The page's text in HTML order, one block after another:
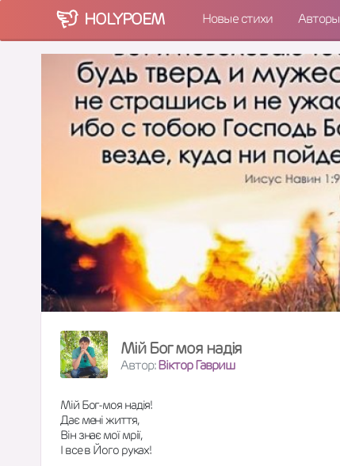
HOLYPOEM Новые стихи Авторы
Мій Бог моя надія
Автор:Віктор Гавриш
Мій Бог-моя надія!
Дає мені життя,
Він знає мої мрії,
I все в Його руках!